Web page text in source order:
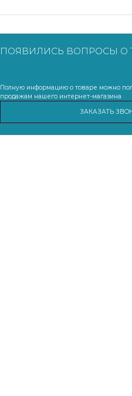
ПОЯВИЛИСЬ ВОПРОСЫ О
Полную информацию о товаре можно
продажам нашего интернет-магазина
ЗАКАЗАТЬ